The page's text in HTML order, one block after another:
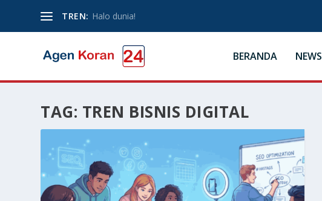
TREN: Halo dunia!
BERANDA NEWS
TAG: TREN BISNIS DIGITAL